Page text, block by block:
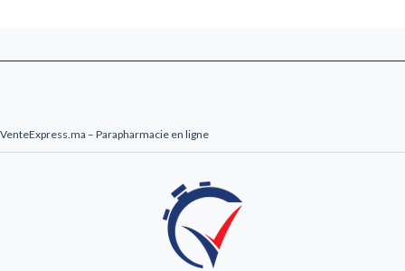
VenteExpress.ma – Parapharmacie en ligne